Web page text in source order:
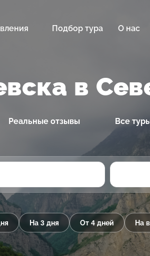
Подбор тура О нас
в
Реальные отзывы Все
На 3 дня От 4 дней На